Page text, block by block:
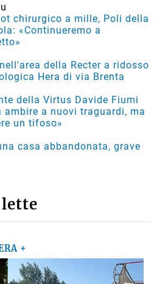
chirurgico a mille, Poli della
«Continueremo a
della Recter a ridosso
Hera di via Brenta
della Virtus Davide Fiumi
ambire a nuovi traguardi, ma
un tifoso»
casa abbandonata, grave
+